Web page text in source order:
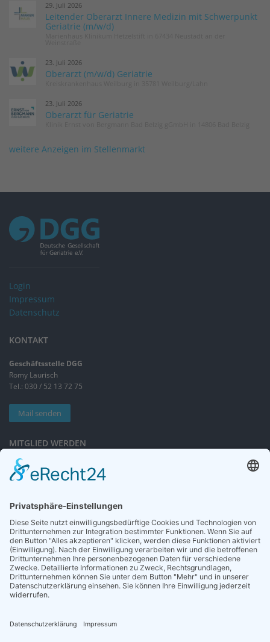
29. Juli 2026
Leitender Oberarzt Innere Medizin mit Schwerpunkt
Geriatrie (m/w/d)
23. Juli 2026
Oberarzt (m/w/d) Geriatrie
23. Juli 2026
Oberarzt für Geriatrie
weitere Anzeigen im Stellenmarkt
Login
Impressum
Datenschutz
KONTAKT
Geschäftsstelle DGG
Romy Laurisch
Tel.: 030 / 52 13 72 75
Mail senden
MITGLIED WERDEN
Sieben gute Gründe
für Ihre Mitgliedschaft
NEWSLETTER
Neuigkeiten rund um die Geriatrie und die DGG – regelmäßig in Ihrem
Postfach.